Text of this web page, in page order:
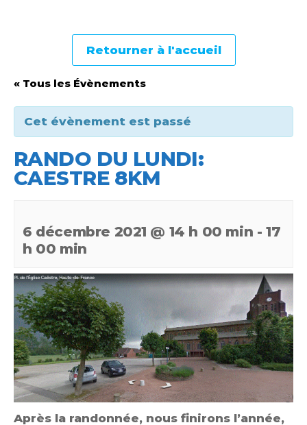
Retourner à l'accueil
« Tous les Évènements
Cet évènement est passé
RANDO DU LUNDI:
CAESTRE 8KM
6 décembre 2021 @ 14 h 00 min - 17
h 00 min
Après la randonnée, nous finirons l’année,